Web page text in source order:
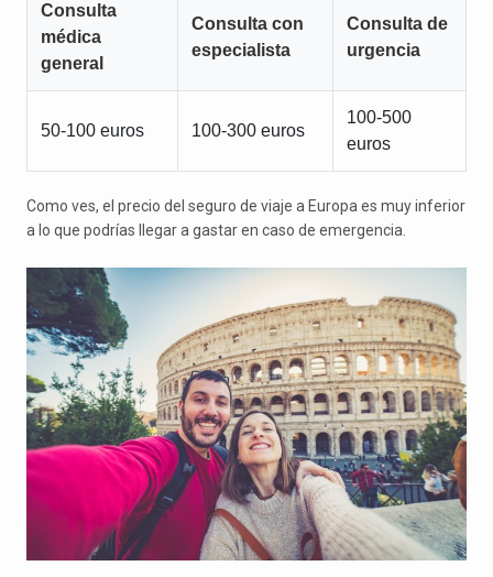
Consulta
médica
general
Consulta con
especialista
Consulta de
urgencia
50-100 euros 100-300 euros
100-500
euros
Como ves, el precio del seguro de viaje a Europa es muy inferior
a lo que podrías llegar a gastar en caso de emergencia.